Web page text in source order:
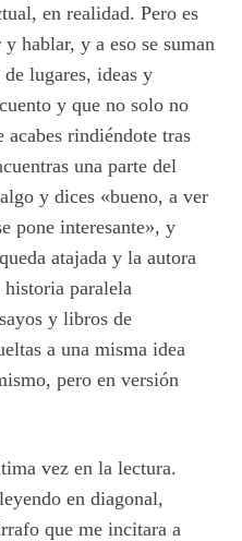
en realidad. Pero es
hablar, y a eso se suman
lugares, ideas y
y que no solo no
acabes rindiéndote tras
una parte del
y dices «bueno, a ver
pone interesante», y
atajada y la autora
paralela
y libros de
a una misma idea
pero en versión
vez en la lectura.
en diagonal,
que me incitara a